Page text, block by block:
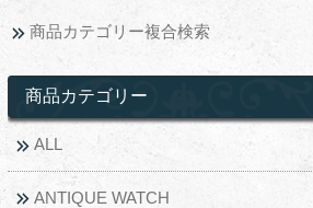
商品カテゴリー複合検索
商品カテゴリー
ALL
ANTIQUE WATCH